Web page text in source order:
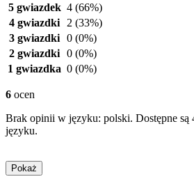
5 gwiazdek 4 (66%)
4 gwiazdki
2 (33%)
3 gwiazdki 0 (0%)
2 gwiazdki 0 (0%)
1 gwiazdka 0 (0%)
6 ocen
Brak opinii w języku: polski. Dostępne są
języku.
Pokaż